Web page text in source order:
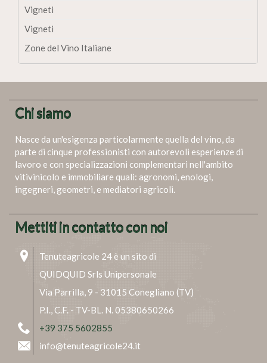
Vigneti
Vigneti
Zone del Vino Italiane
Chi siamo
Nasce da un'esigenza particolarmente quella del vino, da
parte di cinque professionisti con autorevoli esperienze di
lavoro e con specializzazioni complementari nell'ambito
vitivinicolo e immobiliare quali: agronomi, enologi,
ingegneri, geometri, e mediatori agricoli.
Mettiti in contatto con noi
Tenuteagricole 24 è un sito di
QUIDQUID Srls Unipersonale
Via Parrilla, 9 - 31015 Conegliano (TV)
P.I., C.F. - TV-BL. N. 05380650266
+39 375 5602855
info@tenuteagricole24.it